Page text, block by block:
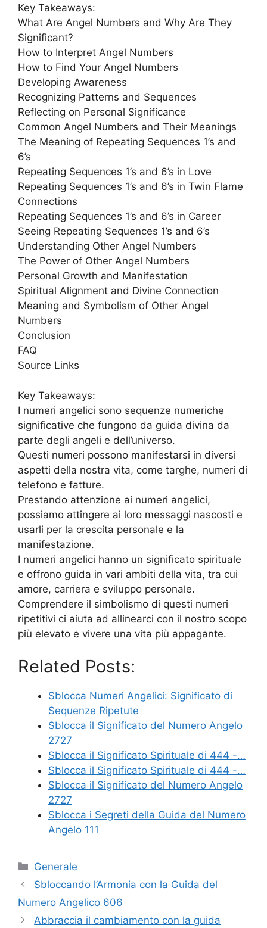
Key Takeaways:
What Are Angel Numbers and Why Are They
Significant?
How to Interpret Angel Numbers
How to Find Your Angel Numbers
Developing Awareness
Recognizing Patterns and Sequences
Reflecting on Personal Significance
Common Angel Numbers and Their Meanings
The Meaning of Repeating Sequences 1’s and
6’s
Repeating Sequences 1’s and 6’s in Love
Repeating Sequences 1’s and 6’s in Twin Flame
Connections
Repeating Sequences 1’s and 6’s in Career
Seeing Repeating Sequences 1’s and 6’s
Understanding Other Angel Numbers
The Power of Other Angel Numbers
Personal Growth and Manifestation
Spiritual Alignment and Divine Connection
Meaning and Symbolism of Other Angel
Numbers
Conclusion
FAQ
Source Links
Key Takeaways:
I numeri angelici sono sequenze numeriche
significative che fungono da guida divina da
parte degli angeli e dell’universo.
Questi numeri possono manifestarsi in diversi
aspetti della nostra vita, come targhe, numeri di
telefono e fatture.
Prestando attenzione ai numeri angelici,
possiamo attingere ai loro messaggi nascosti e
usarli per la crescita personale e la
manifestazione.
I numeri angelici hanno un significato spirituale
e offrono guida in vari ambiti della vita, tra cui
amore, carriera e sviluppo personale.
Comprendere il simbolismo di questi numeri
ripetitivi ci aiuta ad allinearci con il nostro scopo
più elevato e vivere una vita più appagante.
Related Posts:
Sblocca Numeri Angelici: Significato di
Sequenze Ripetute
Sblocca il Significato del Numero Angelo
2727
Sblocca il Significato Spirituale di 444 -…
Sblocca il Significato Spirituale di 444 -…
Sblocca il Significato del Numero Angelo
2727
Sblocca i Segreti della Guida del Numero
Angelo 111
Categories
Generale
Sbloccando l’Armonia con la Guida del
Numero Angelico 606
Abbraccia il cambiamento con la guida